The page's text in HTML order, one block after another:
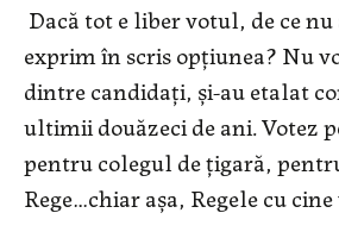
Dacă tot e liber votul, de ce
exprim în scris opțiunea? Nu
dintre candidați, și-au etalat
ultimii douăzeci de ani. Votez
pentru colegul de țigară,
Rege…chiar așa, Regele cu